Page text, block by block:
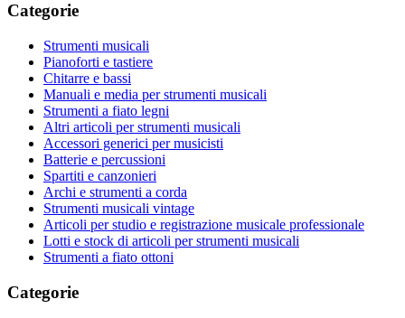
Categorie
Strumenti musicali
Pianoforti e tastiere
Chitarre e bassi
Manuali e media per strumenti musicali
Strumenti a fiato legni
Altri articoli per strumenti musicali
Accessori generici per musicisti
Batterie e percussioni
Spartiti e canzonieri
Archi e strumenti a corda
Strumenti musicali vintage
Articoli per studio e registrazione musicale professionale
Lotti e stock di articoli per strumenti musicali
Strumenti a fiato ottoni
Categorie